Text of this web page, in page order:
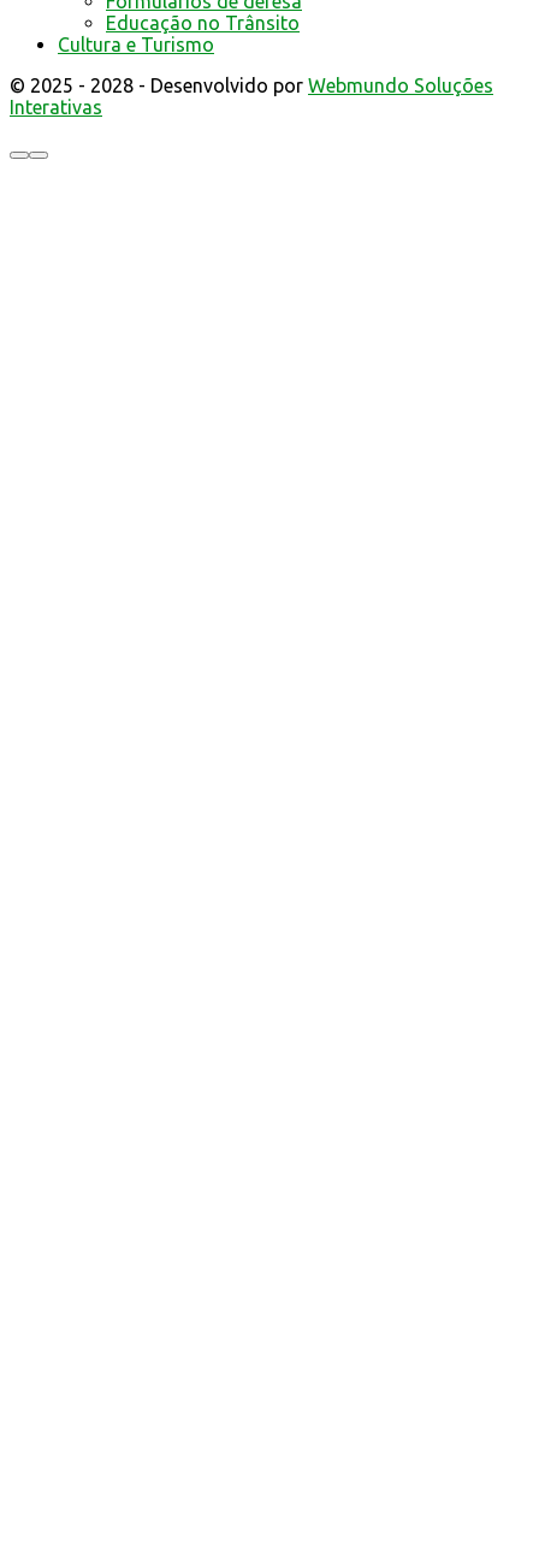
Educação no Trânsito
Cultura e Turismo
© 2025 - 2028 - Desenvolvido por Webmundo Soluções
Interativas